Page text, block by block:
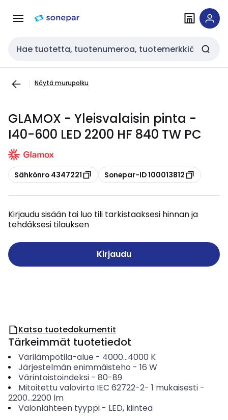
navigointiinsisältöön
Haku
Näytä murupolku
GLAMOX - Yleisvalaisin pinta -
I40-600 LED 2200 HF 840 TW PC
Kopioi
Sähkönro 4347221 Kopioi
Sonepar-ID 100013812
Kirjaudu sisään tai luo tili tarkistaaksesi hinnan ja
tehdäksesi tilauksen
Kirjaudu
Katso tuotedokumentit
Tärkeimmät tuotetiedot
Värilämpötila-alue - 4000...4000 K
Järjestelmän enimmäisteho - 16 W
Värintoistoindeksi- 80-89
Mitoitettu valovirta IEC 62722-2- 1 mukaisesti-
2200...2200 lm
Valonlähteen tyyppi- LED, kiinteä